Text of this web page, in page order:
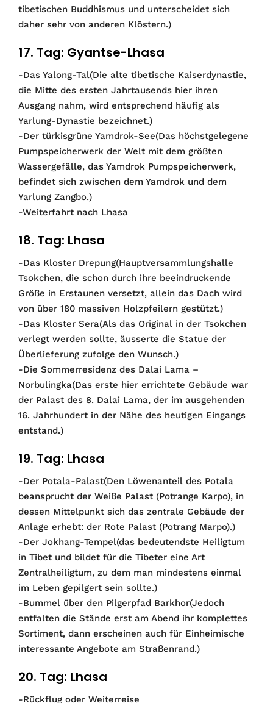
tibetischen Buddhismus und unterscheidet sich
daher sehr von anderen Klöstern.)
17. Tag: Gyantse-Lhasa
-Das Yalong-Tal(Die alte tibetische Kaiserdynastie,
die Mitte des ersten Jahrtausends hier ihren
Ausgang nahm, wird entsprechend häufig als
Yarlung-Dynastie bezeichnet.)
-Der türkisgrüne Yamdrok-See(Das höchstgelegene
Pumpspeicherwerk der Welt mit dem größten
Wassergefälle, das Yamdrok Pumpspeicherwerk,
befindet sich zwischen dem Yamdrok und dem
Yarlung Zangbo.)
-Weiterfahrt nach Lhasa
18. Tag: Lhasa
-Das Kloster Drepung(Hauptversammlungshalle
Tsokchen, die schon durch ihre beeindruckende
Größe in Erstaunen versetzt, allein das Dach wird
von über 180 massiven Holzpfeilern gestützt.)
-Das Kloster Sera(Als das Original in der Tsokchen
verlegt werden sollte, äusserte die Statue der
Überlieferung zufolge den Wunsch.)
-Die Sommerresidenz des Dalai Lama –
Norbulingka(Das erste hier errichtete Gebäude war
der Palast des 8. Dalai Lama, der im ausgehenden
16. Jahrhundert in der Nähe des heutigen Eingangs
entstand.)
19. Tag: Lhasa
-Der Potala-Palast(Den Löwenanteil des Potala
beansprucht der Weiße Palast (Potrange Karpo), in
dessen Mittelpunkt sich das zentrale Gebäude der
Anlage erhebt: der Rote Palast (Potrang Marpo).)
-Der Jokhang-Tempel(das bedeutendste Heiligtum
in Tibet und bildet für die Tibeter eine Art
Zentralheiligtum, zu dem man mindestens einmal
im Leben gepilgert sein sollte.)
-Bummel über den Pilgerpfad Barkhor(Jedoch
entfalten die Stände erst am Abend ihr komplettes
Sortiment, dann erscheinen auch für Einheimische
interessante Angebote am Straßenrand.)
20. Tag: Lhasa
-Rückflug oder Weiterreise